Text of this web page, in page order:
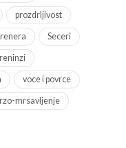
prozdrljivost
Seceri
voce i povrce
mrsavljenje